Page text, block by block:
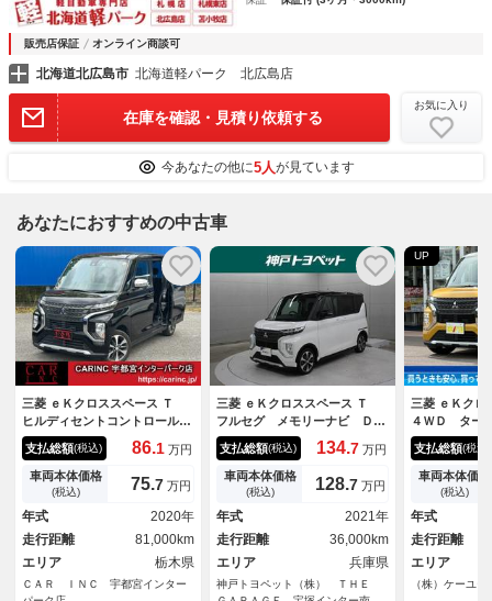
販売店保証 オンライン商談可
北海道北広島市 北海道軽パーク 北広島店
在庫を確認・見積り依頼する
お気に入り
今あなたの他に5人が見ています
あなたにおすすめの中古車
三菱 ｅＫクロススペース Ｔ
ヒルディセントコントロール
社外ナビ Ｂｌｕｅｔｏｏｔｈ
オーディオ フルセグＴＶ パ
ドルシフト 電動スライドド
ア シートヒーター ＬＥＤヘ
ッドライト 衝突被害軽減ブレ
ーキ レーンアシスト
支払総額(税込) 86.1 万円
車両本体価格
(税込) 75.7 万円
年式
2020年
走行距離
81,000km
エリア
栃木県
ＣＡＲ ＩＮＣ 宇都宮インター
三菱 ｅＫクロススペース Ｔ
フルセグ メモリーナビ ＤＶ
Ｄ再生 バックカメラ 衝突被
害軽減システム ＥＴＣ 両側
電動スライド ＬＥＤヘッドラ
ンプ アイドリングストップ
支払総額(税込) 134.7 万円
車両本体価格
(税込) 128.7 万円
年式
2021年
走行距離
36,000km
エリア
兵庫県
神戸トヨペット（株） ＴＨＥ
UP
三菱 ｅＫク
４ＷＤ ター
ト プレミア
煙 ９インチ
アラウンド
ＴＶ Ｂｌｕ
側電動スライ
インナーミ
レコ レーダ
ター付ハーフ
支払総額(税込)
車両本体価格
(税込)
年式
走行距離
エリア
（株）ケーユ